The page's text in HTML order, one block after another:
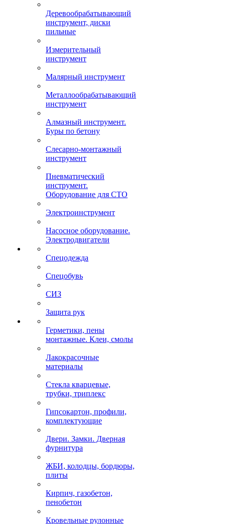
Деревообрабатывающий
инструмент, диски
пильные
Измерительный
инструмент
Малярный инструмент
Металлообрабатывающий
инструмент
Алмазный инструмент.
Буры по бетону
Слесарно-монтажный
инструмент
Пневматический
инструмент.
Оборудование для СТО
Электроинструмент
Насосное оборудование.
Электродвигатели
Спецодежда
Спецобувь
СИЗ
Защита рук
Герметики, пены
монтажные. Клеи, смолы
Лакокрасочные
материалы
Стекла кварцевые,
трубки, триплекс
Гипсокартон, профили,
комплектующие
Двери. Замки. Дверная
фурнитура
ЖБИ, колодцы, бордюры,
плиты
Кирпич, газобетон,
пенобетон
Кровельные рулонные